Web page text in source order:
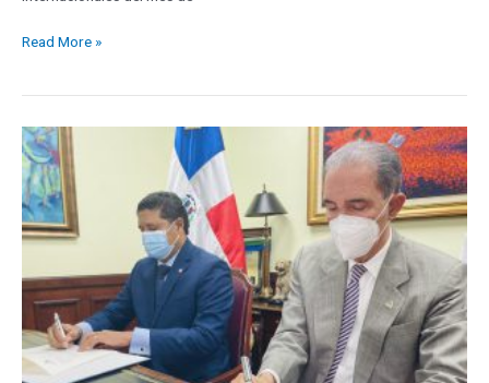
Read More »
MESCYT
e
Internet
Society
suscriben
de
colaboración
para
promover
el